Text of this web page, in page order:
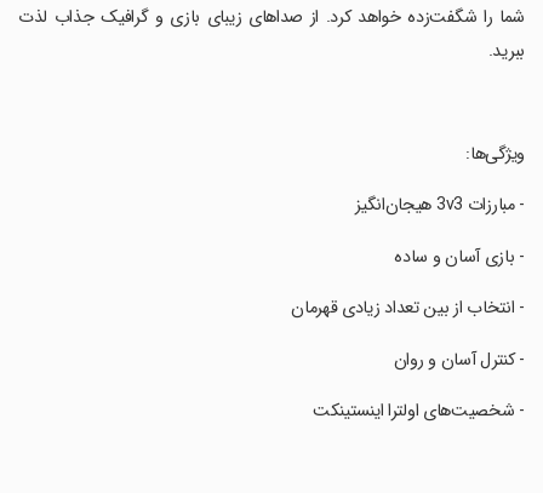
شما را شگفت‌زده خواهد کرد. از صداهای زیبای بازی و گرافیک جذاب لذت
ببرید.
‏ویژگی‌ها:
‏- مبارزات 3v3 هیجان‌انگیز
‏- بازی آسان و ساده
‏- انتخاب از بین تعداد زیادی قهرمان
‏- کنترل آسان و روان
‏- شخصیت‌های اولترا اینستینکت